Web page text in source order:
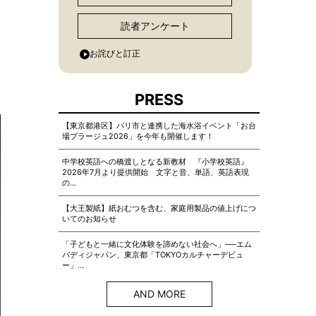
読者アンケート
お詫びと訂正
PRESS
【東京都港区】パリ市と連携した海水浴イベント「お台
場プラージュ2026」を今年も開催します！
中学校英語への橋渡しとなる新教材 『小学校英語』
2026年7月より提供開始 文字と音、単語、英語表現
の…
【大王製紙】紙おむつを含む、家庭用製品の値上げにつ
いてのお知らせ
「子どもと一緒に文化体験を諦めない社会へ」──エム
バディジャパン、東京都「TOKYOカルチャーデビュ
ー」…
AND MORE